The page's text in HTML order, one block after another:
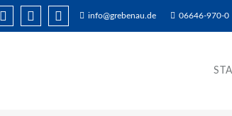
info@grebenau.de 06646-970-0